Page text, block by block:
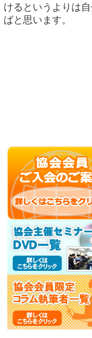
けるというよりは
ばと思います。